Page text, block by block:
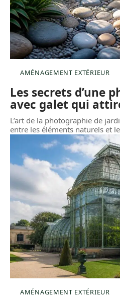
AMÉNAGEMENT EXTÉRIEUR
Les secrets d’une
avec galet qui
L’art de la photographie de
entre les éléments naturels et
AMÉNAGEMENT EXTÉRIEUR